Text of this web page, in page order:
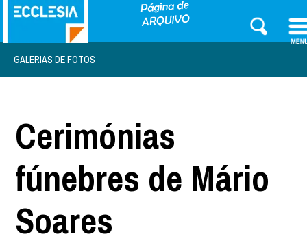
GALERIAS DE FOTOS
Cerimónias
fúnebres de Mário
Soares